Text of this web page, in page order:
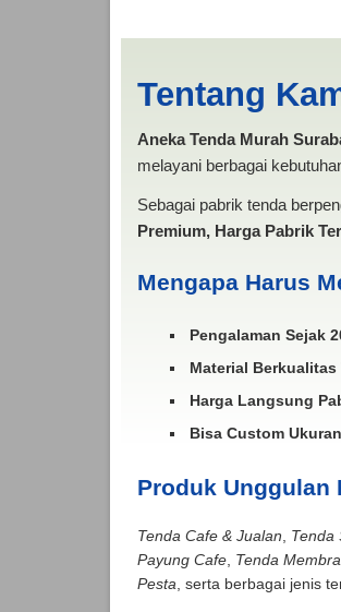
Tentang
Aneka Tenda Murah
melayani berbagai
Sebagai pabrik tenda
Premium, Harga Pabrik
Mengapa Harus
Pengalaman Sejak
Material
Harga Langsung
Bisa Custom
Produk Unggulan
Tenda Cafe & Jualan Tenda
Payung Cafe, Tenda
Pesta , serta berbagai jenis